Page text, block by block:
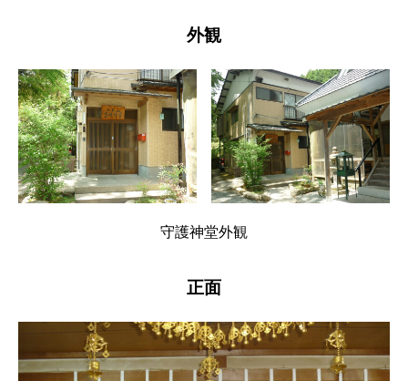
外観
守護神堂外観
正面